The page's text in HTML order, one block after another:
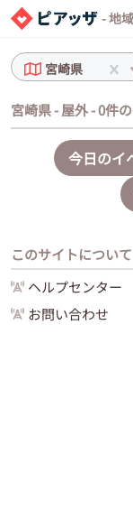
- 地
宮崎県
宮崎県 - 屋外 - 0件
今日のイ
このサイトについて
ヘルプセンター
お問い合わせ